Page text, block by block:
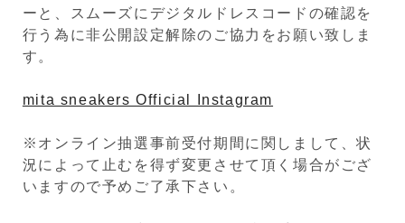
ーと、スムーズにデジタルドレスコードの確認を
行う為に非公開設定解除のご協力をお願い致しま
す。
mita sneakers Official Instagram
※オンライン抽選事前受付期間に関しまして、状
況によって止むを得ず変更させて頂く場合がござ
いますので予めご了承下さい。